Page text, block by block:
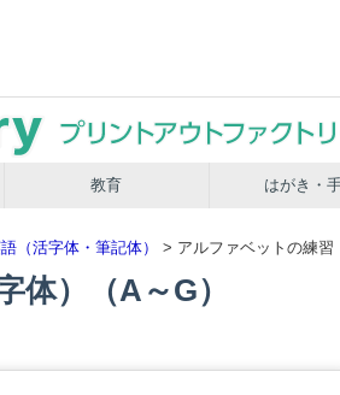
教育 はがき・
（活字体・筆記体） > アルファベットの練習
体）（A～G）